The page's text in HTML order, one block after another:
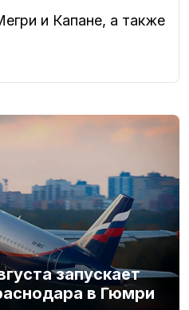
и Капане, а также
запускает
в Гюмри